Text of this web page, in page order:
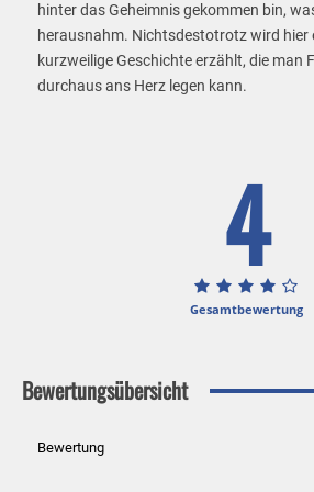
hinter das Geheimnis gekommen bin,
herausnahm. Nichtsdestotrotz wird hier
kurzweilige Geschichte erzählt, die man
durchaus ans Herz legen kann.
4
Gesamtbewertung
Bewertungsübersicht
Bewertung